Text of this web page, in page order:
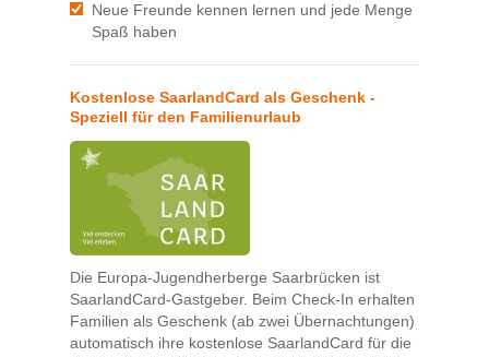
Neue Freunde kennen lernen und jede Menge
Spaß haben
Kostenlose SaarlandCard als Geschenk -
Speziell für den Familienurlaub
Die Europa-Jugendherberge Saarbrücken ist
SaarlandCard-Gastgeber. Beim Check-In erhalten
Familien als Geschenk (ab zwei Übernachtungen)
automatisch ihre kostenlose SaarlandCard für die